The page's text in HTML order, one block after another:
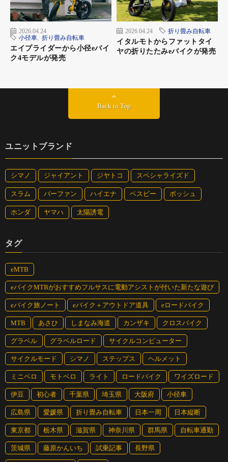
2026.04.24
小径車
折り畳み自転車
エイプライダーから小径eバイ
ク4モデルが発売
2026.04.24 折り畳み自転車
イタルモトからファットタイ
ヤの折りたたみeバイクが発売
Back to Top
ユニットブランド
シマノ ジャイアント ジヤトコ スペシャライズド
スラム バーファン ハイエナ ベスビー ボッシュ
ホンダ ヤマハ 太陽誘電
タグ
eMTB
eバイクMTBがおすすめフルサスに電動アシストが付いた新たな遊び
eバイク旅ノート eバイク＋アウトドア道具 eロードバイク
MTB あさひ しまなみ海道 カンザキ クロスバイク
グラベル グラベルロード サイクルコンピューター
サイクルモード シマノ ステップス ヘルメット
ミニベロ モトベロ ライト ロードバイク ワイズロード
伊豆 初心者 千葉県 埼玉県 大阪府 小径車
広島県 愛媛県 折り畳み自転車 日本一周 日本縦断
東京都 栃木県 滋賀県 神奈川県 群馬県 自転車通勤
茨城県 藤原かんいち 試乗記事 長野県